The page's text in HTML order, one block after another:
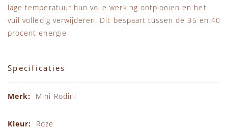
lage temperatuur hun volle werking ontplooien en het
vuil volledig verwijderen. Dit bespaart tussen de 35 en 40
procent energie
Specificaties
Mini Rodini
Roze